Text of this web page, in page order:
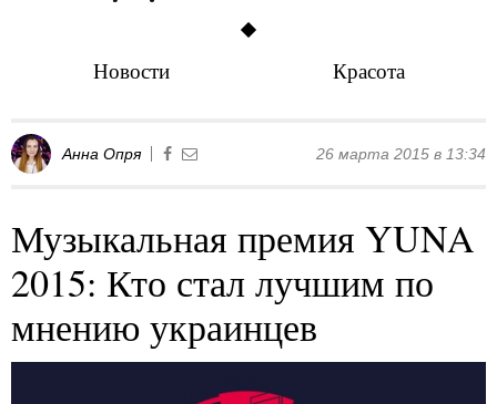
Новости Красота
Анна Опря 26 марта 2015 в 13:34
Музыкальная премия YUNA
2015: Кто стал лучшим по
мнению украинцев